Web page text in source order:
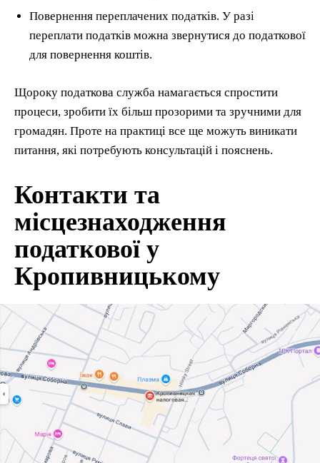
Повернення переплачених податків. У разі
переплати податків можна звернутися до податкової
для повернення коштів.
Щороку податкова служба намагається спростити
процеси, зробити їх більш прозорими та зручними для
громадян. Проте на практиці все ще можуть виникати
питання, які потребують консультацій і пояснень.
Контакти та
місцезнаходження
податкової у
Кропивницькому